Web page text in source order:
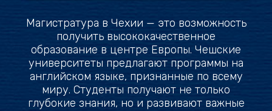
Магистратура в Чехии — это возможность
получить высококачественное
образование в центре Европы. Чешские
университеты предлагают программы на
английском языке, признанные по всему
миру. Студенты получают не только
глубокие знания, но и развивают важные